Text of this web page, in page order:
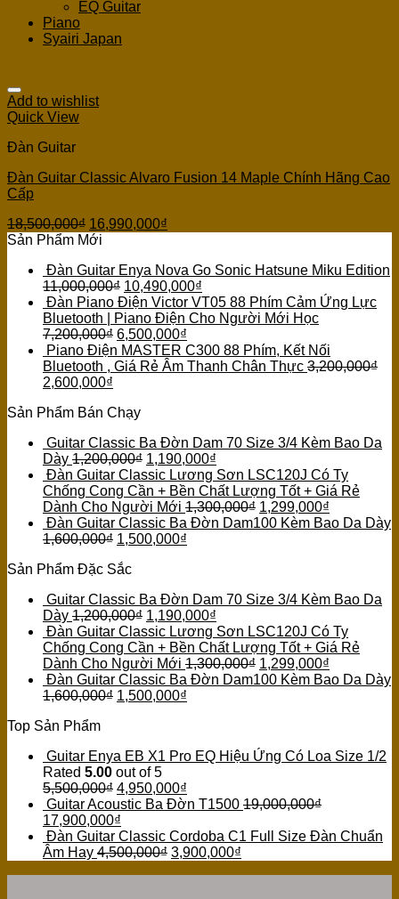
EQ Guitar
Piano
Syairi Japan
Add to wishlist
Quick View
Đàn Guitar
Đàn Guitar Classic Alvaro Fusion 14 Maple Chính Hãng Cao
Cấp
18,500,000₫ 16,990,000₫
Sản Phẩm Mới
Đàn Guitar Enya Nova Go Sonic Hatsune Miku Edition
11,000,000₫ 10,490,000₫
Đàn Piano Điện Victor VT05 88 Phím Cảm Ứng Lực
Bluetooth | Piano Điện Cho Người Mới Học
7,200,000₫ 6,500,000₫
Piano Điện MASTER C300 88 Phím, Kết Nối
Bluetooth , Giá Rẻ Âm Thanh Chân Thực 3,200,000₫
2,600,000₫
Sản Phẩm Bán Chạy
Guitar Classic Ba Đờn Dam 70 Size 3/4 Kèm Bao Da
Dày 1,200,000₫ 1,190,000₫
Đàn Guitar Classic Lương Sơn LSC120J Có Ty
Chống Cong Cần + Bền Chất Lượng Tốt + Giá Rẻ
Dành Cho Người Mới 1,300,000₫ 1,299,000₫
Đàn Guitar Classic Ba Đờn Dam100 Kèm Bao Da Dày
1,600,000₫ 1,500,000₫
Sản Phẩm Đặc Sắc
Guitar Classic Ba Đờn Dam 70 Size 3/4 Kèm Bao Da
Dày 1,200,000₫ 1,190,000₫
Đàn Guitar Classic Lương Sơn LSC120J Có Ty
Chống Cong Cần + Bền Chất Lượng Tốt + Giá Rẻ
Dành Cho Người Mới 1,300,000₫ 1,299,000₫
Đàn Guitar Classic Ba Đờn Dam100 Kèm Bao Da Dày
1,600,000₫ 1,500,000₫
Top Sản Phẩm
Guitar Enya EB X1 Pro EQ Hiệu Ứng Có Loa Size 1/2
Rated 5.00 out of 5
5,500,000₫ 4,950,000₫
Guitar Acoustic Ba Đờn T1500 19,000,000₫
17,900,000₫
Đàn Guitar Classic Cordoba C1 Full Size Đàn Chuẩn
Âm Hay 4,500,000₫ 3,900,000₫